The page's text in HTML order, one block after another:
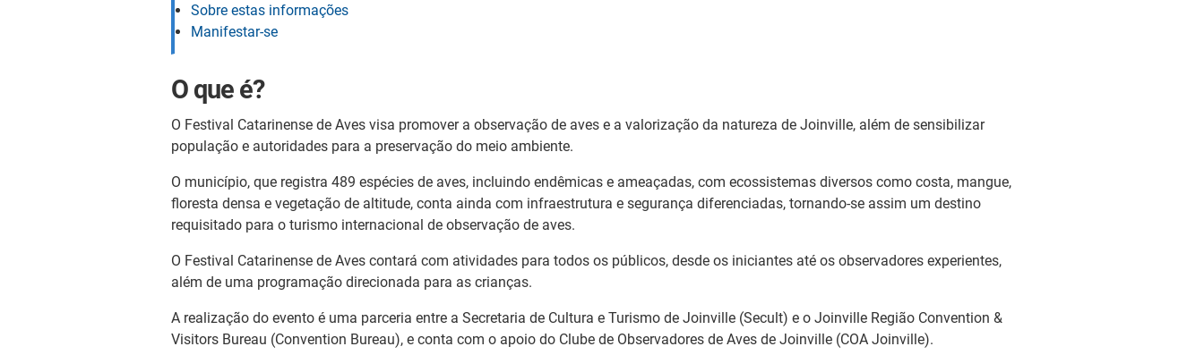
Sobre estas informações
Manifestar-se
O que é?
O Festival Catarinense de Aves visa promover a observação de aves e a valorização da natureza de Joinville, além de sensibilizar
população e autoridades para a preservação do meio ambiente.
O município, que registra 489 espécies de aves, incluindo endêmicas e ameaçadas, com ecossistemas diversos como costa, mangue,
floresta densa e vegetação de altitude, conta ainda com infraestrutura e segurança diferenciadas, tornando-se assim um destino
requisitado para o turismo internacional de observação de aves.
O Festival Catarinense de Aves contará com atividades para todos os públicos, desde os iniciantes até os observadores experientes,
além de uma programação direcionada para as crianças.
A realização do evento é uma parceria entre a Secretaria de Cultura e Turismo de Joinville (Secult) e o Joinville Região Convention &
Visitors Bureau (Convention Bureau), e conta com o apoio do Clube de Observadores de Aves de Joinville (COA Joinville).